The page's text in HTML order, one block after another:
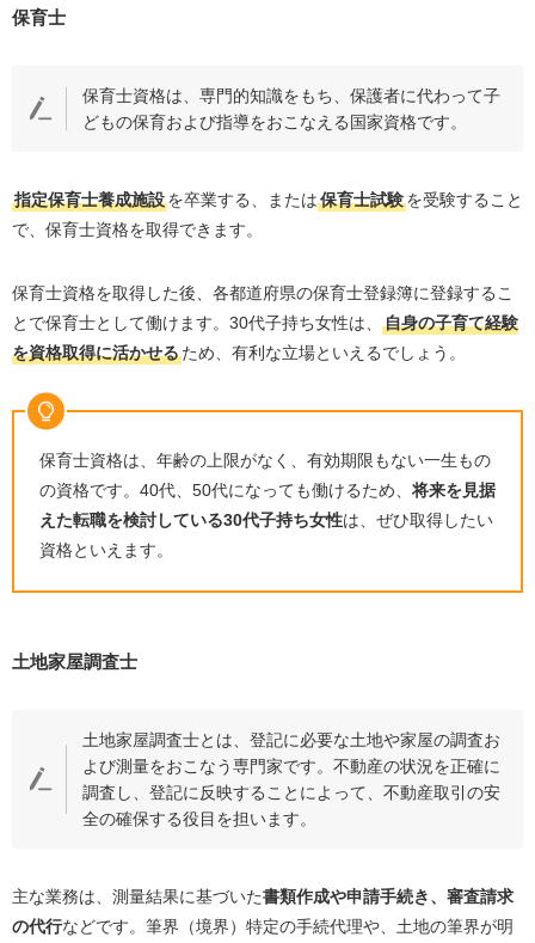
保育士
保育士資格は、専門的知識をもち、保護者に代わって子
どもの保育および指導をおこなえる国家資格です。
指定保育士養成施設を卒業する、または保育士試験を受験すること
で、保育士資格を取得できます。
保育士資格を取得した後、各都道府県の保育士登録簿に登録するこ
とで保育士として働けます。 30代子持ち女性は、
自身の子育て経験
を資格取得に活かせるため、有利な立場といえるでしょう。
保育士資格は、年齢の上限がなく、有効期限もない一生もの
の資格です。 40代、 50代になっても働けるため、 将来を見据
えた転職を検討している30代子持ち女性は、ぜひ取得したい
資格といえます。
土地家屋調査士
土地家屋調査士とは、登記に必要な土地や家屋の調査お
よび測量をおこなう専門家です。不動産の状況を正確に
調査し、登記に反映することによって、不動産取引の安
全の確保する役目を担います。
主な業務は、測量結果に基づいた書類作成や申請手続き、審査請求
の代行などです。筆界（境界）特定の手続代理や、土地の筆界が明